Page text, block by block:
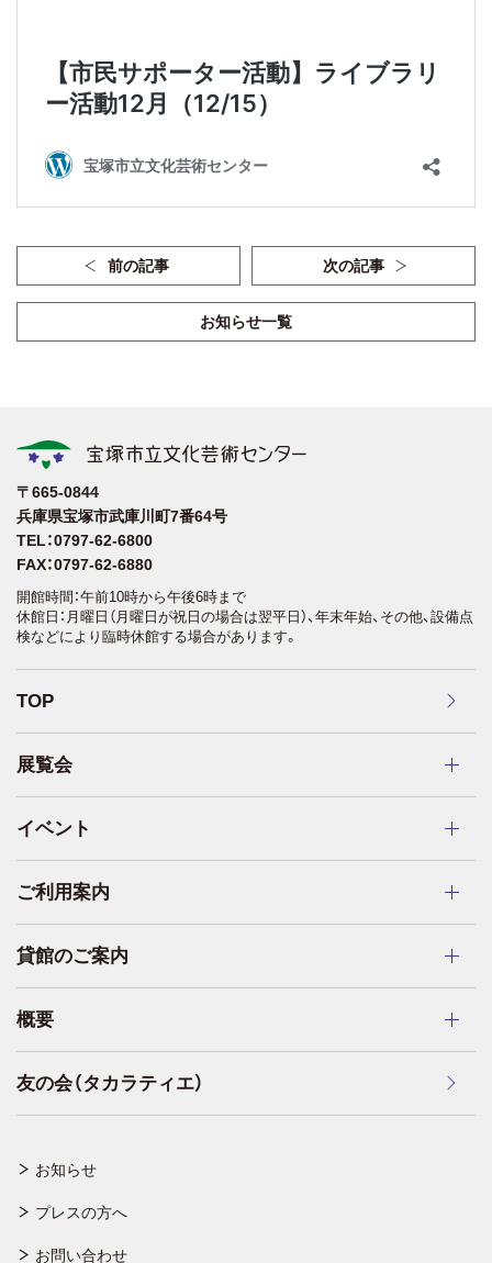
前の記事
お知らせ一覧
次の記事
お知らせ
プレスの方へ
お問い合わせ
TOP
展覧会
イベント
ご利用案内
貸館のご案内
概要
友の会（タカラティエ）
〒665-0844
兵庫県宝塚市武庫川町7番64号
TEL：0797-62-6800
FAX：0797-62-6880
開館時間：午前10時から午後6時まで
休館日：月曜日（月曜日が祝日の場合は翌平日）、年末年始、その他、設備点
検などにより臨時休館する場合があります。